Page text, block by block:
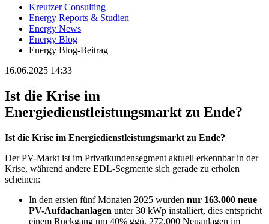
Kreutzer Consulting
Energy Reports & Studien
Energy News
Energy Blog
Energy Blog-Beitrag
16.06.2025 14:33
Ist die Krise im
Energiedienstleistungsmarkt zu Ende?
Ist die Krise im Energiedienstleistungsmarkt zu Ende?
Der PV-Markt ist im Privatkundensegment aktuell erkennbar in der
Krise, während andere EDL-Segmente sich gerade zu erholen
scheinen:
In den ersten fünf Monaten 2025 wurden nur 163.000 neue
PV-Aufdachanlagen unter 30 kWp installiert, dies entspricht
einem Rückgang um 40% ggü. 272.000 Neuanlagen im